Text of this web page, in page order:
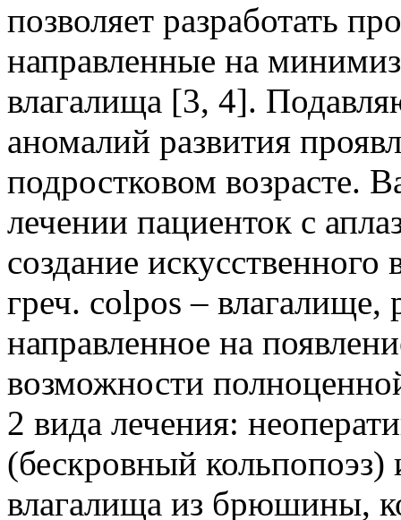
позволяет разработать
направленные на
влагалища [3, 4].
аномалий развития
подростковом возрасте.
лечении пациенток с
создание
греч. colpos – влагалище,
направленное на
возможности
2 вида лечения:
(бескровный кольпопоэз)
влагалища из брюшины,